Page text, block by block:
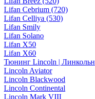
Lifan Cebrium (720)
Lifan Celliya (530)
Lifan Smily
Lifan Solano
Lifan X50
Lifan X60
Тюнинг Lincoln | Линкольн
Lincoln Aviator
Lincoln Blackwood
Lincoln Continental
Lincoln Mark VIII